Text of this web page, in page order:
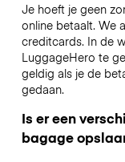
Je hoeft je geen
online betaalt. We
creditcards. In de
LuggageHero te
geldig als je de
gedaan.
Is er een
bagage